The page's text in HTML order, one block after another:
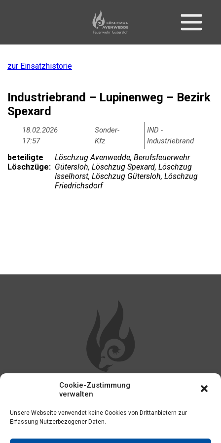
Cookie-Zustimmung
verwalten
Unsere Webseite verwendet keine Cookies von Drittanbietern zur
Erfassung Nutzerbezogener Daten.
zur Einsatzhistorie
Industriebrand – Lupinenweg – Bezirk
Spexard
18.02.2026
17:57
Sonder-
Kfz
IND -
Industriebrand
beteiligte
Löschzüge:
Löschzug Avenwedde, Berufsfeuerwehr
Gütersloh, Löschzug Spexard, Löschzug
Isselhorst, Löschzug Gütersloh, Löschzug
Friedrichsdorf
WEITERE LINKS
Impressum
Kontakt